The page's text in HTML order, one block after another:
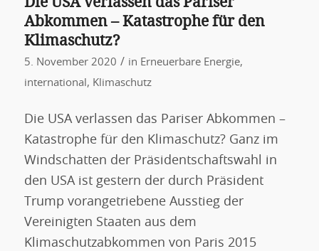
Abkommen – Katastrophe für den
Klimaschutz?
5. November 2020 / in Erneuerbare Energie,
international , Klimaschutz
Die USA verlassen das Pariser Abkommen –
Katastrophe für den Klimaschutz? Ganz im
Windschatten der Präsidentschaftswahl in
den USA ist gestern der durch Präsident
Trump vorangetriebene Ausstieg der
Vereinigten Staaten aus dem
Klimaschutzabkommen von Paris 2015